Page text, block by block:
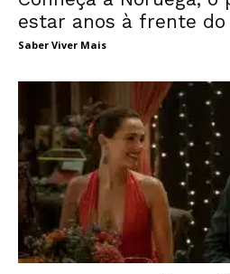
estar anos à frente
Saber Viver Mais